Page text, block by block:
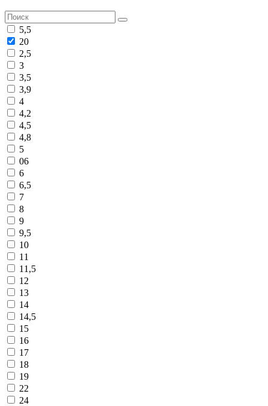
5,5
20
2,5
3
3,5
3,9
4
4,2
4,5
4,8
5
06
6
6,5
7
8
9
9,5
10
11
11,5
12
13
14
14,5
15
16
17
18
19
22
24